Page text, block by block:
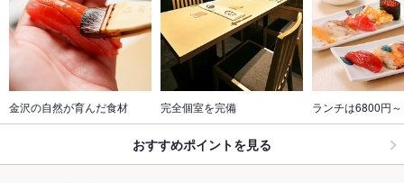
金沢の自然が育んだ食材 完全個室を完備 ランチは6800円～
おすすめポイントを見る